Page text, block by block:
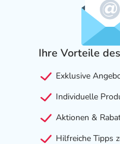
Ihre Vorteile
Exklusive
Individuelle
Aktionen &
Hilfreiche Tipps